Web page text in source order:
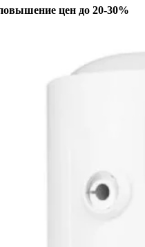
цен до 20-30%